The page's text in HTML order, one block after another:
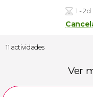
1 - 2d
11 actividades
Ver